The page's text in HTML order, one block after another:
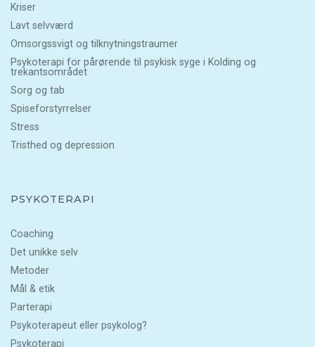
Kriser
Lavt selvværd
Omsorgssvigt og tilknytningstraumer
Psykoterapi for pårørende til psykisk syge i Kolding og
trekantsområdet
Sorg og tab
Spiseforstyrrelser
Stress
Tristhed og depression
PSYKOTERAPI
Coaching
Det unikke selv
Metoder
Mål & etik
Parterapi
Psykoterapeut eller psykolog?
Psykoterapi